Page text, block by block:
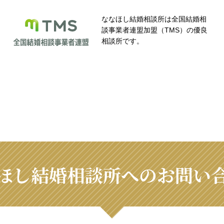
ななほし結婚相談所は全国結婚相
談事業者連盟加盟（TMS）の優良
相談所です。
し結婚相談所へのお問い